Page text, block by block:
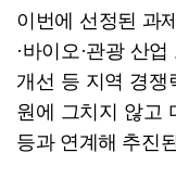
이번에 선정된 과
·바이오·관광 산
개선 등 지역 경쟁
원에 그치지 않고
등과 연계해 추진